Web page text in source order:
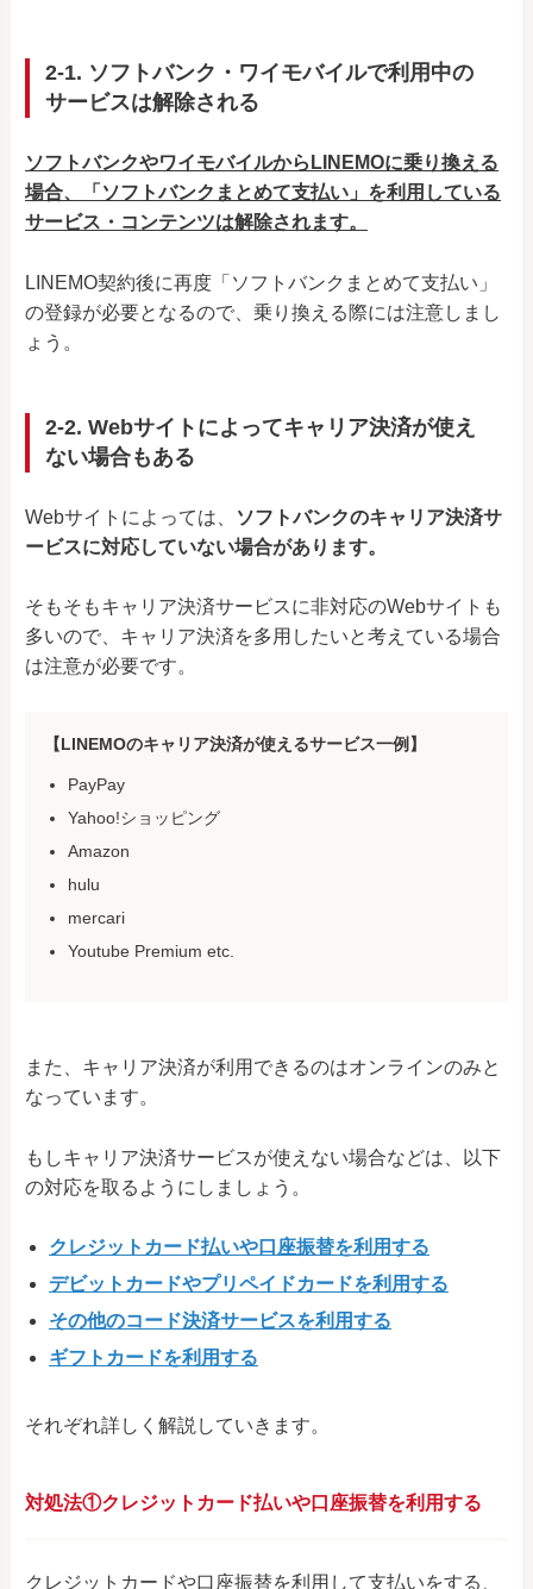
2-1. ソフトバンク・ワイモバイルで利用中の
サービスは解除される
ソフトバンクやワイモバイルからLINEMOに乗り換える
場合、「ソフトバンクまとめて支払い」を利用している
サービス・コンテンツは解除されます。
LINEMO契約後に再度「ソフトバンクまとめて支払い」
の登録が必要となるので、乗り換える際には注意しまし
ょう。
2-2. Webサイトによってキャリア決済が使え
ない場合もある
Webサイトによっては、
ソフトバンクのキャリア決済サ
ービスに対応していない場合があります。
そもそもキャリア決済サービスに非対応のWebサイトも
多いので、キャリア決済を多用したいと考えている場合
は注意が必要です。
【LINEMOのキャリア決済が使えるサービス一例】
PayPay
Yahoo!ショッピング
Amazon
hulu
mercari
Youtube Premium etc.
また、キャリア決済が利用できるのはオンラインのみと
なっています。
もしキャリア決済サービスが使えない場合などは、以下
の対応を取るようにしましょう。
クレジットカード払いや口座振替を利用する
デビットカードやプリペイドカードを利用する
その他のコード決済サービスを利用する
ギフトカードを利用する
それぞれ詳しく解説していきます。
対処法①クレジットカード払いや口座振替を利用する
クレジットカードや口座振替を利用して支払いをする、